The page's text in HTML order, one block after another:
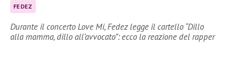
FEDEZ
Durante il concerto Love Mi, Fedez legge il cartello “Dillo
alla mamma, dillo all’avvocato”: ecco la reazione del rapper